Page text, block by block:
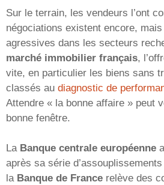
Sur le terrain, les vendeurs l’ont
négociations existent encore,
agressives dans les secteurs
marché immobilier français,
vite, en particulier les biens sans
classés au diagnostic de
Attendre « la bonne affaire » peut
bonne fenêtre.
La Banque centrale européenne
après sa série
la Banque de France relève des